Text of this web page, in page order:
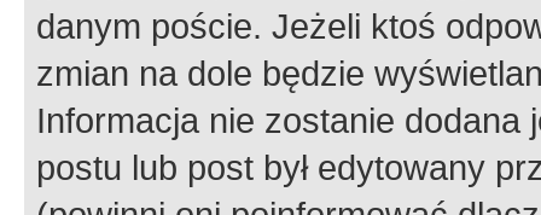
danym poście. Jeżeli ktoś
zmian na dole będzie
Informacja nie zostanie dodana
postu lub post był edytowany